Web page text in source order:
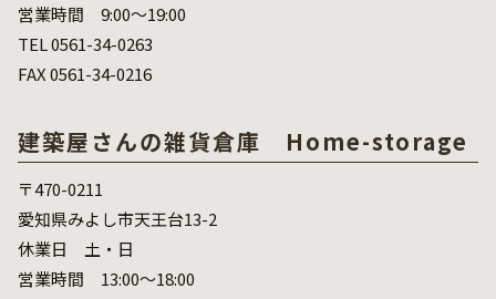
営業時間 9:00～19:00
TEL 0561-34-0263
FAX 0561-34-0216
建築屋さんの雑貨倉庫 Home-storage
〒470-0211
愛知県みよし市天王台13-2
休業日 土・日
営業時間 13:00～18:00